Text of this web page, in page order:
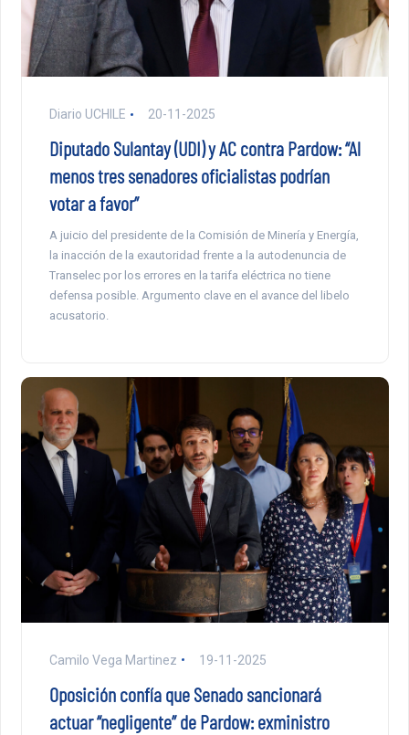
Diario UCHILE 20-11-2025
Diputado Sulantay (UDI) y AC contra Pardow: “Al
menos tres senadores oficialistas podrían
votar a favor”
A juicio del presidente de la Comisión de Minería y Energía,
la inacción de la exautoridad frente a la autodenuncia de
Transelec por los errores en la tarifa eléctrica no tiene
defensa posible. Argumento clave en el avance del libelo
acusatorio.
Camilo Vega Martinez 19-11-2025
Oposición confía que Senado sancionará
actuar “negligente” de Pardow: exministro